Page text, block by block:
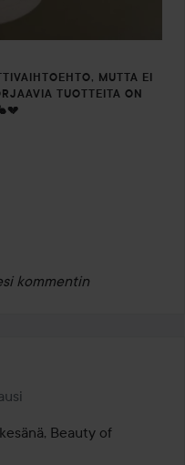
MUTTA EI
TUOTTEITA ON
kommentin
1 kuukausi
Beauty of